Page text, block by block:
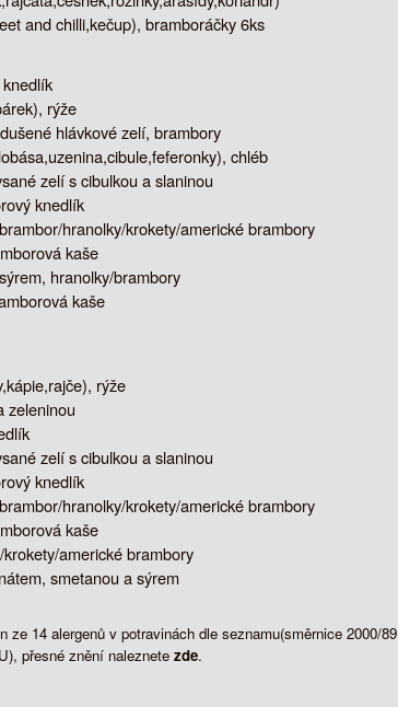
and chilli,kečup), bramboráčky 6ks
rýže
hlávkové zelí, brambory
chléb
zelí s cibulkou a slaninou
knedlík
hranolky/krokety/americké brambory
kaše
hranolky/brambory
kaše
rýže
zeleninou
zelí s cibulkou a slaninou
knedlík
hranolky/krokety/americké brambory
kaše
americké brambory
smetanou a sýrem
14 alergenů v potravinách dle seznamu(směrnice 2000/89
přesné znění naleznete zde.